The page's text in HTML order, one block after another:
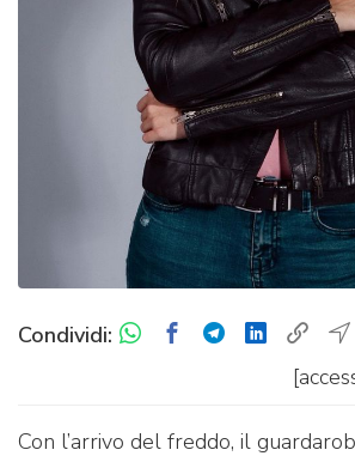
Condividi:
Con l’arrivo del freddo, il